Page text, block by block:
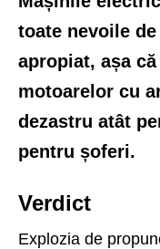
toate nevoile
apropiat, așa
motoarelor cu
dezastru atât
pentru șoferi.
Verdict
Explozia de